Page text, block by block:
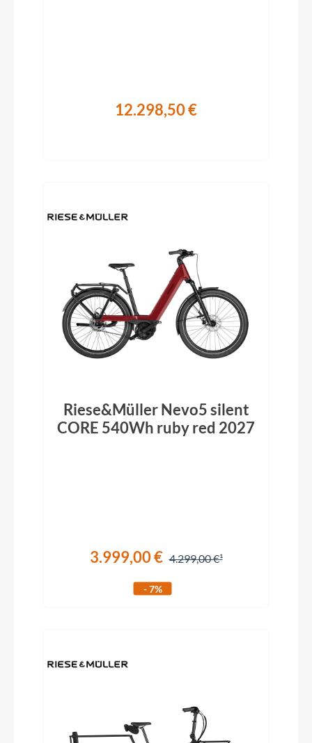
12.298,50 €
Riese&Müller Nevo5 silent
CORE 540Wh ruby red 2027
3.999,00 € 4.299,00 €
- 7%